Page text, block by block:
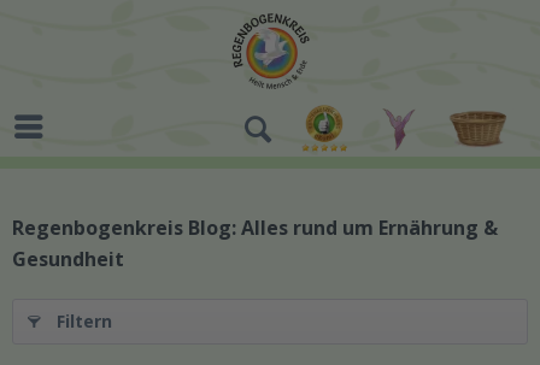
Regenbogenkreis Blog: Alles rund um Ernährung &
Gesundheit
Filtern